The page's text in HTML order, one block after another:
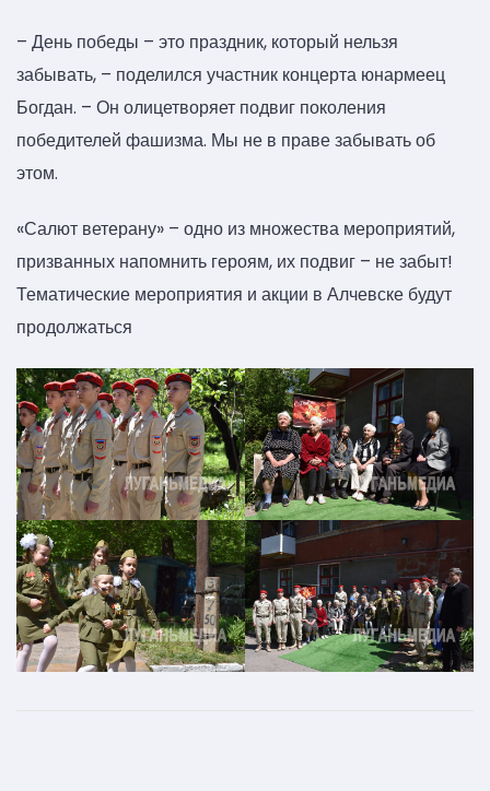
– День победы – это праздник, который нельзя
забывать, – поделился участник концерта юнармеец
Богдан. – Он олицетворяет подвиг поколения
победителей фашизма. Мы не в праве забывать об
этом.
«Салют ветерану» – одно из множества мероприятий,
призванных напомнить героям, их подвиг – не забыт!
Тематические мероприятия и акции в Алчевске будут
продолжаться